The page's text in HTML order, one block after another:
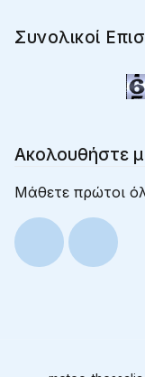
Συνολικοί
Ακολουθήστε
Μάθετε πρώτοι